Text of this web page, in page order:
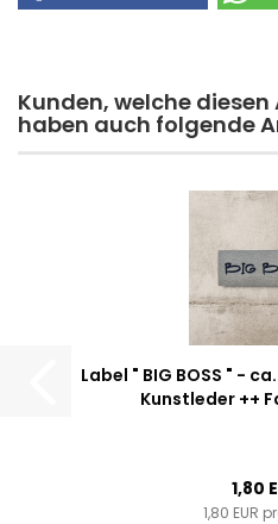
Kunden, welche
haben auch folgende
Label " BIG BOSS " -
Kunstleder ++
1,80
1,80 EUR